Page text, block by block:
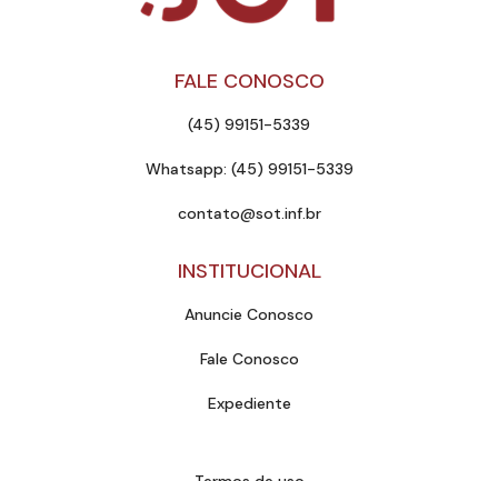
FALE CONOSCO
(45) 99151-5339
Whatsapp: (45) 99151-5339
contato@sot.inf.br
INSTITUCIONAL
Anuncie Conosco
Fale Conosco
Expediente